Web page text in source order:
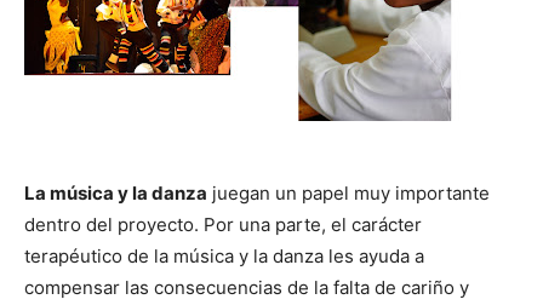
La música y la danza juegan un papel muy importante
dentro del proyecto. Por una parte, el carácter
terapéutico de la música y la danza les ayuda a
compensar las consecuencias de la falta de cariño y